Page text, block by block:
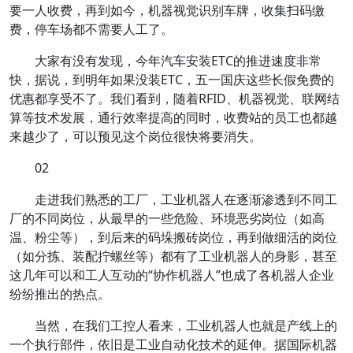
要一人收费，再到如今，机器视觉识别车牌，收集扫码缴
费，停车场都不需要人工了。
大家有没有发现，今年汽车安装ETC的推进速度非常
快，据说，到明年如果没装ETC，五一国庆这些长假免费的
优惠都享受不了。我们看到，随着RFID、机器视觉、联网结
算等技术发展，通行效率提高的同时，收费站的员工也都越
来越少了，可以预见这个岗位很快将要消失。
02
走进我们熟悉的工厂，工业机器人在逐渐渗透到不同工
厂的不同岗位，从最早的一些危险、环境恶劣岗位（如高
温、粉尘等），到后来的码垛搬砖岗位，再到做细活的岗位
（如分拣、装配拧螺丝等）都有了工业机器人的身影，甚至
这几年可以和工人互动的“协作机器人”也成了各机器人企业
纷纷推出的热点。
当然，在我们工控人看来，工业机器人也就是产线上的
一个执行部件，依旧是工业自动化技术的延伸。据国际机器